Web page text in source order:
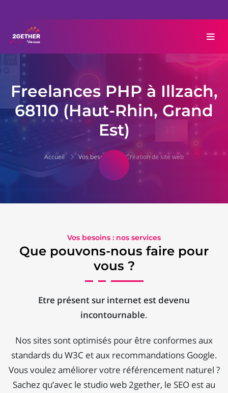
Freelances PHP à Illzach,
68110 (Haut-Rhin, Grand
Est)
Accueil Vos besoins Création de site web
Vos besoins : nos services
Que pouvons-nous faire pour
vous ?
Etre présent sur internet est devenu
incontournable.
Nos sites sont optimisés pour être conformes aux
standards du W3C et aux recommandations Google.
Vous voulez améliorer votre référencement naturel ?
Sachez qu’avec le studio web 2gether, le SEO est au